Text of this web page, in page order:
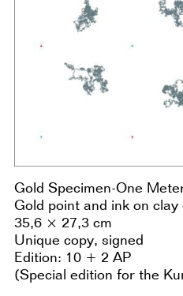
Gold Specimen-One
Gold point and ink on
35,6 × 27,3 cm
Unique copy, signed
Edition: 10 + 2 AP
(Special edition for the